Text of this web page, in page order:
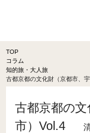
TOP
コラム
知的旅・大人旅
古都京都の文化財（京都市、
古都京都の
市）Vol.4